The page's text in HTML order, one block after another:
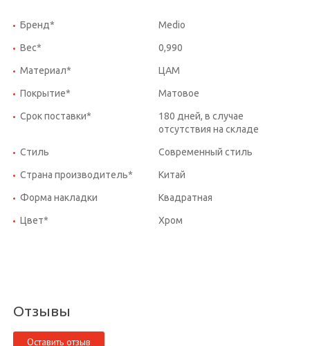
Бренд* Medio
Вес* 0,990
Материал* ЦАМ
Покрытие* Матовое
Срок поставки*
180 дней, в случае
отсутствия на складе
Стиль Современный стиль
Страна производитель* Китай
Форма накладки Квадратная
Цвет* Хром
Отзывы
Оставить отзыв